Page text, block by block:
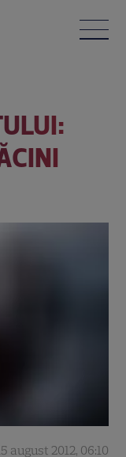
august 2012, 06:10